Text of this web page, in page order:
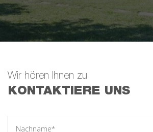
Wir hören Ihnen zu
KONTAKTIERE UNS